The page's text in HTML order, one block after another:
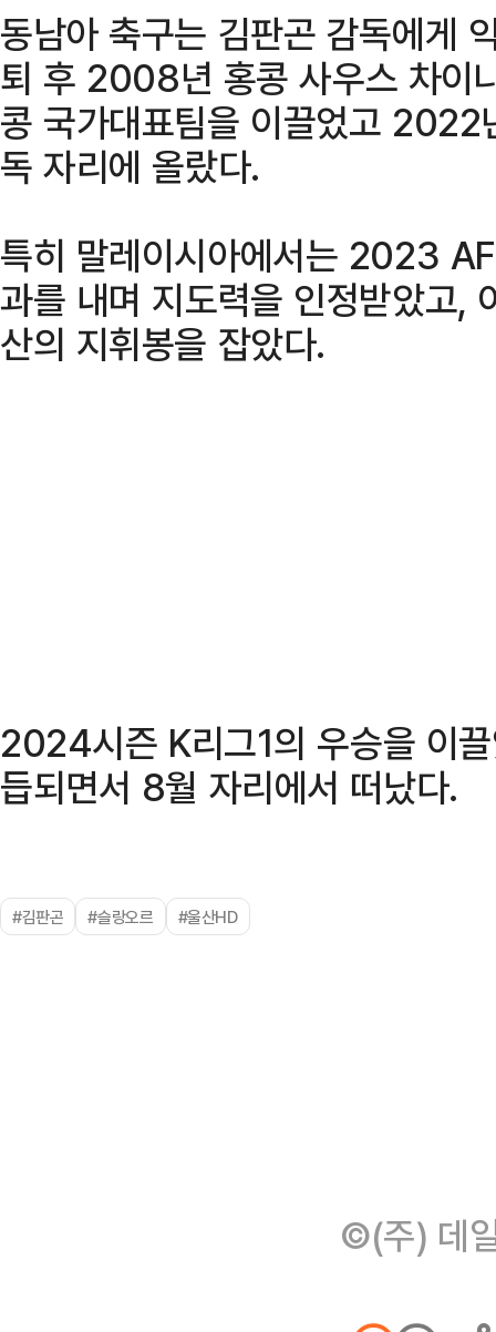
동남아 축구는 김판곤 감독에게
퇴 후 2008년 홍콩 사우스 차이
콩 국가대표팀을 이끌었고 2022
독 자리에 올랐다.
특히 말레이시아에서는 2023
과를 내며 지도력을 인정받았고
산의 지휘봉을 잡았다.
2024시즌 K리그1의 우승을 이
듭되면서 8월 자리에서 떠났다.
#김판곤 #슬랑오르 #울산HD
©(주) 데